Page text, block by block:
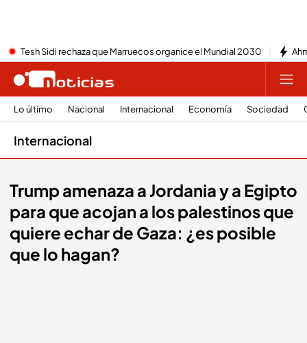
Tesh Sidi rechaza que Marruecos organice el Mundial 2030
Lo último Nacional Internacional Economía Sociedad
Internacional
Trump amenaza a Jordania y a Egipto
para que acojan a los palestinos que
quiere echar de Gaza: ¿es posible
que lo hagan?